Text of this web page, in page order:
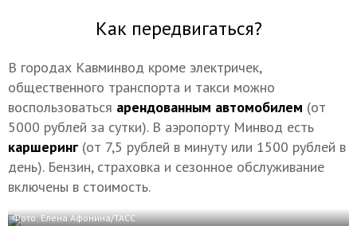
Как передвигаться?
В городах Кавминвод кроме электричек,
общественного транспорта и такси можно
воспользоваться арендованным автомобилем (от
5000 рублей за сутки). В аэропорту Минвод есть
каршеринг (от 7,5 рублей в минуту или 1500 рублей в
день). Бензин, страховка и сезонное обслуживание
включены в стоимость.
Фото: Елена Афонина/ТАСС